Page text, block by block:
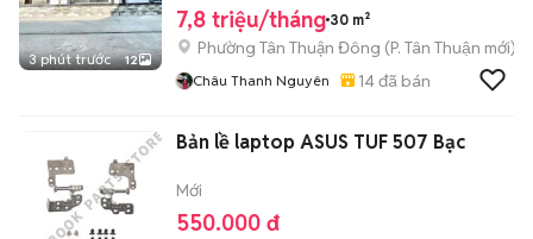
3 phút trước 12
7,8 triệu/tháng 30 m²
Phường Tân Thuận Đông (P. Tân Thuận mới)
Châu Thanh Nguyên 14đã bán
Bản lề laptop ASUS TUF 507 Bạc
Mới
550.000 đ